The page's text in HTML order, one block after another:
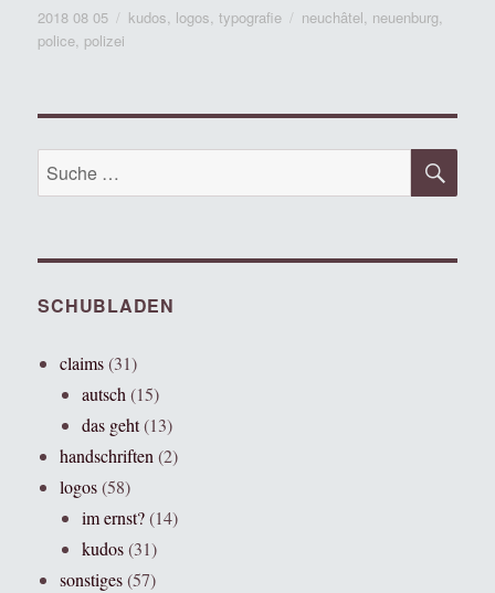
e
b
o
t
e
Veröffentlicht
am
2018 08 05 Kategorien
kudos, logos,typografie Tags
neuchâtel, neuenburg,
police, polizei
Suche
nach:
SCHUBLADEN
claims(31)
autsch(15)
das geht(13)
handschriften(2)
logos(58)
im ernst?(14)
kudos(31)
sonstiges(57)